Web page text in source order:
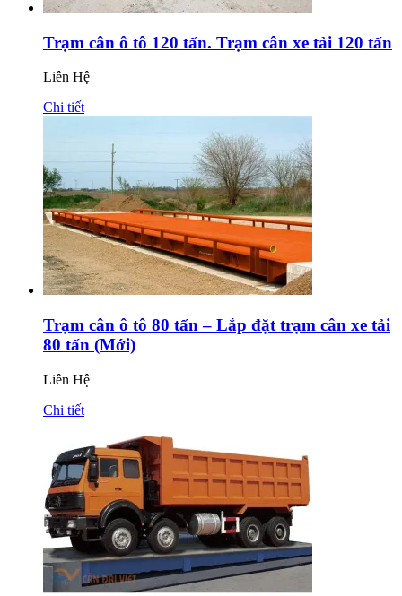
Trạm cân ô tô 120 tấn. Trạm cân xe tải 120 tấn
Liên Hệ
Chi tiết
Trạm cân ô tô 80 tấn – Lắp đặt trạm cân xe tải
80 tấn (Mới)
Liên Hệ
Chi tiết